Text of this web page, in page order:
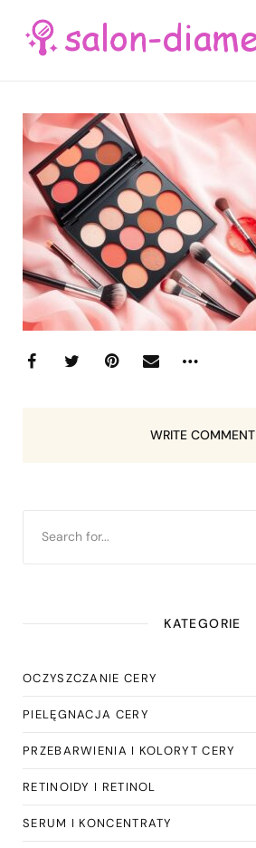
WRITE COMMENT
KATEGORIE
OCZYSZCZANIE CERY
PIELĘGNACJA CERY
PRZEBARWIENIA I KOLORYT CERY
RETINOIDY I RETINOL
SERUM I KONCENTRATY